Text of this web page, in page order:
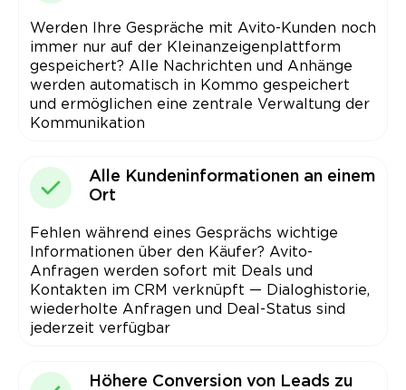
Werden Ihre Gespräche mit Avito-Kunden noch
immer nur auf der Kleinanzeigenplattform
gespeichert? Alle Nachrichten und Anhänge
werden automatisch in Kommo gespeichert
und ermöglichen eine zentrale Verwaltung der
Kommunikation
Alle Kundeninformationen an einem
Ort
Fehlen während eines Gesprächs wichtige
Informationen über den Käufer? Avito-
Anfragen werden sofort mit Deals und
Kontakten im CRM verknüpft — Dialoghistorie,
wiederholte Anfragen und Deal-Status sind
jederzeit verfügbar
Höhere Conversion von Leads zu